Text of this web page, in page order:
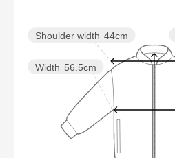
Width 56.5cm
Shoulder width 44cm